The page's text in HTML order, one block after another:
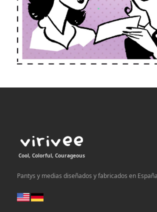
Cool, Colorful, Courageous
Pantys y medias diseñados y fabricados en